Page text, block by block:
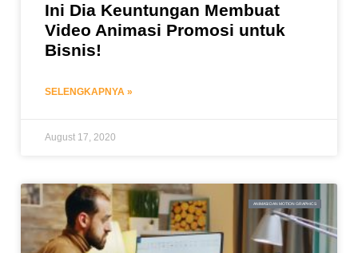
Ini Dia Keuntungan Membuat
Video Animasi Promosi untuk
Bisnis!
SELENGKAPNYA »
August 17, 2020
ANIMASI DAN MOTION GRAPHICS